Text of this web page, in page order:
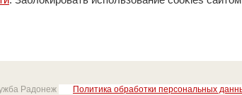
Радонеж Политика обработки персональных